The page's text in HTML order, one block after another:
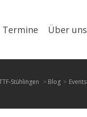
Termine Über uns
Stühlingen > Blog > Events